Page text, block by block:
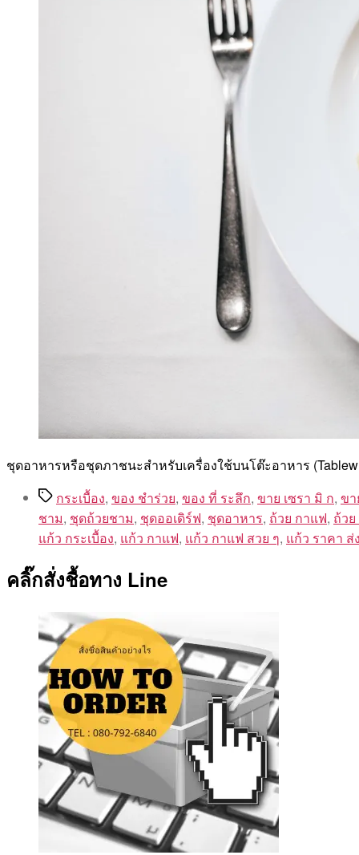
ชุดอาหารหรือชุดภาชนะสำหรับเครื่องใช้บนโต๊ะอาหาร
Tagsกระเบื้อง, ของ ชำร่วย, ของ ที่ ระลึก, ขาย เซรา มิ ก, ขา
ชาม, ชุดถ้วยชาม, ชุดออเดิร์ฟ, ชุดอาหาร, ถ้วย กาแฟ, ถ้ว
แก้ว กระเบื้อง, แก้ว กาแฟ, แก้ว กาแฟ สวย ๆ, แก้ว ราคา ส่ง
คลิ๊กสั่งชื้อทาง Line